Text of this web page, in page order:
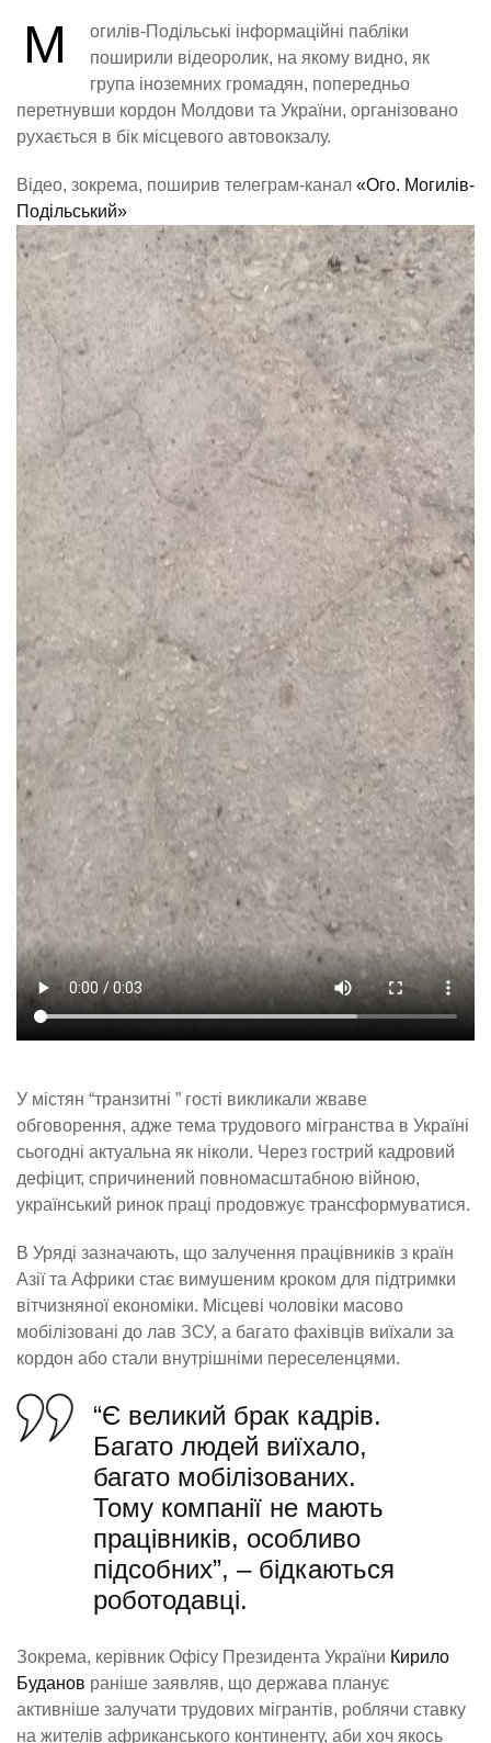
М
огилів-Подільські інформаційні пабліки
поширили відеоролик, на якому видно, як
група іноземних громадян, попередньо
перетнувши кордон Молдови та України, організовано
рухається в бік місцевого автовокзалу.
Відео, зокрема, поширив телеграм-канал «Ого. Могилів-
Подільський»
У містян “транзитні ” гості викликали жваве
обговорення, адже тема трудового мігранства в Україні
сьогодні актуальна як ніколи. Через гострий кадровий
дефіцит, спричинений повномасштабною війною,
український ринок праці продовжує трансформуватися.
В Уряді зазначають, що залучення працівників з країн
Азії та Африки стає вимушеним кроком для підтримки
вітчизняної економіки. Місцеві чоловіки масово
мобілізовані до лав ЗСУ, а багато фахівців виїхали за
кордон або стали внутрішніми переселенцями.
“Є великий брак кадрів.
Багато людей виїхало,
багато мобілізованих.
Тому компанії не мають
працівників, особливо
підсобних”, – бідкаються
роботодавці.
Зокрема, керівник Офісу Президента України Кирило
Буданов раніше заявляв, що держава планує
активніше залучати трудових мігрантів, роблячи ставку
на жителів африканського континенту, аби хоч якось